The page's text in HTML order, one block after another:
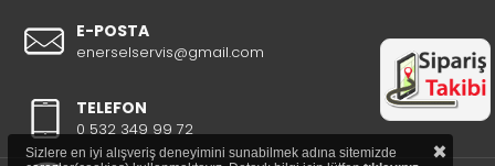
E-POSTA
enerselservis@gmail.com
TELEFON
0 532 349 99 72
Sizlere en iyi alışveriş deneyimini sunabilmek adına sitemizde
×